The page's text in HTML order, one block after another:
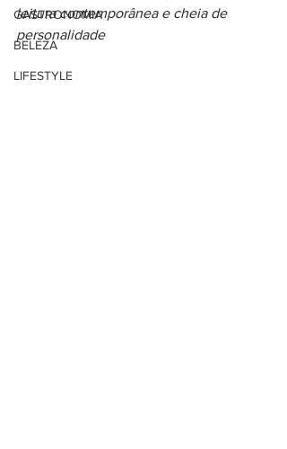
GASTRONOMIA
BELEZA
LIFESTYLE
leitura contemporânea e cheia de
personalidade